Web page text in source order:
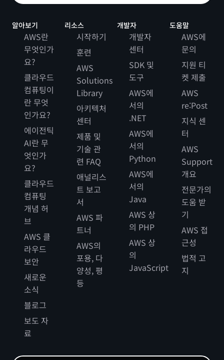
알아보기
AWS란
무엇인가
요?
클라우드
컴퓨팅이
란 무엇
인가요?
에이전틱
AI란 무
엇인가
요?
클라우드
컴퓨팅
개념 허
브
AWS 클
라우드
보안
새로운
소식
블로그
보도 자
료
리소스
시작하기
훈련
AWS
Solutions
Library
아키텍처
센터
제품 및
기술 관
련 FAQ
애널리스
트 보고
서
AWS 파
트너
AWS의
포용, 다
양성, 평
등
개발자
개발자
센터
SDK 및
도구
AWS에
서의
.NET
AWS에
서의
Python
AWS에
서의
Java
AWS 상
의 PHP
AWS 상
의
JavaScript
도움말
AWS에
문의
지원 티
켓 제출
AWS
re:Post
지식 센
터
AWS
Support
개요
전문가의
도움 받
기
AWS 접
근성
법적 고
지